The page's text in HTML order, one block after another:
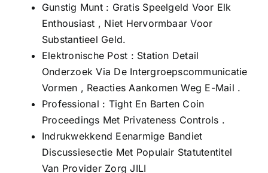
Gunstig Munt : Gratis Speelgeld Voor Elk
Enthousiast , Niet Hervormbaar Voor
Substantieel Geld.
Elektronische Post : Station Detail
Onderzoek Via De Intergroepscommunicatie
Vormen , Reacties Aankomen Weg E-Mail .
Professional : Tight En Barten Coin
Proceedings Met Privateness Controls .
Indrukwekkend Eenarmige Bandiet
Discussiesectie Met Populair Statutentitel
Van Provider Zorg JILI